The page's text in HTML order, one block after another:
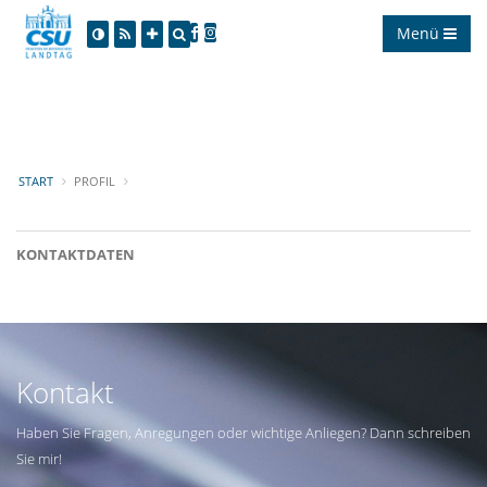
Menü
START PROFIL
KONTAKTDATEN
Kontakt
Haben Sie Fragen, Anregungen oder wichtige Anliegen? Dann schreiben
Sie mir!